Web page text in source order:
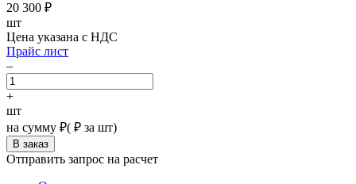
20 300 ₽
шт
Цена указана с НДС
Прайс лист
–
+
шт
на сумму ₽( ₽ за шт)
Отправить запрос на расчет